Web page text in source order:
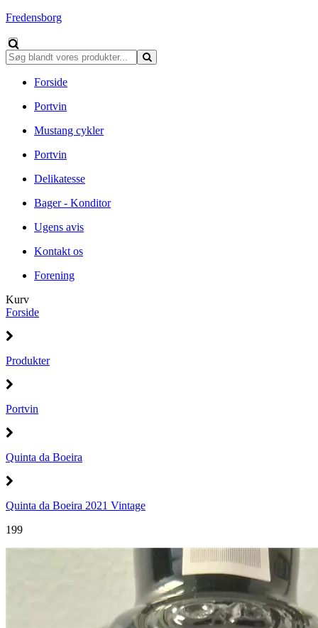
Fredensborg
Forside
Portvin
Mustang cykler
Portvin
Delikatesse
Bager - Konditor
Ugens avis
Kontakt os
Forening
Kurv
Forside
Produkter
Portvin
Quinta da Boeira
Quinta da Boeira 2021 Vintage
199